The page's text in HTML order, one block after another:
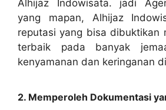
Alhijaz Indowisata. jadi
yang mapan, Alhijaz
reputasi yang bisa dibuktikan
terbaik pada banyak
kenyamanan dan keringanan
2. Memperoleh Dokumentasi